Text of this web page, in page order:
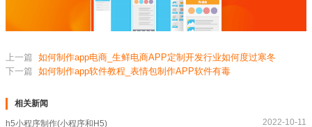
上一篇 如何制作app电商_生鲜电商APP定制开发行业如何度过寒冬
下一篇 如何制作app软件教程_表情包制作APP软件有毒
相关新闻
h5小程序制作(小程序和H5) 2022-10-11